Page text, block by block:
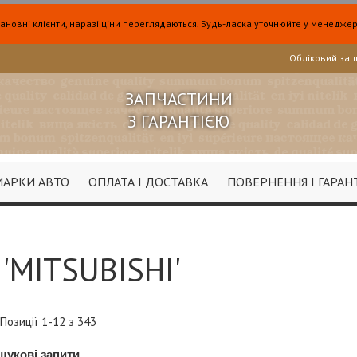
клієнти, наразі ціни переглядаються. Будь-ласка уточнюйте у
Обліковий
ЗАПЧАСТИНИ
З ГАРАНТІЄЮ
ПОВЕРНЕННЯ І
ОПЛАТА І ДОСТАВКА
АВТО
Позиції 1-12 з 343